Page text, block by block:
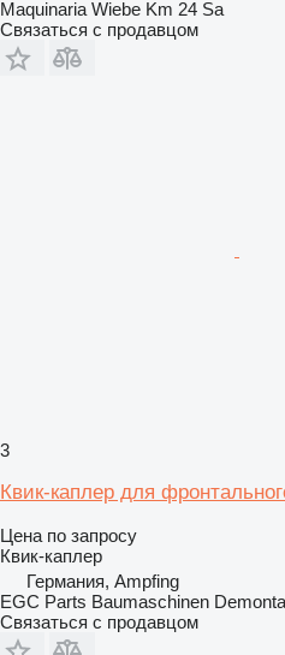
Maquinaria Wiebe Km 24 Sa
Связаться с продавцом
3
Квик-каплер для
Цена по запросу
Квик-каплер
Германия, Ampfing
EGC Parts Baumaschinen
Связаться с продавцом